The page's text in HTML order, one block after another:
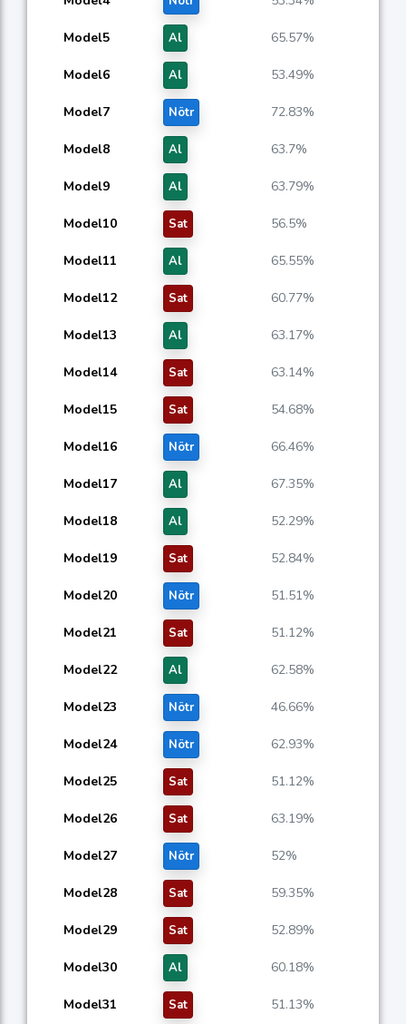
Model5 Al 65.57%
Model6 Al 53.49%
Model7 Nötr 72.83%
Model8 Al 63.7%
Model9 Al 63.79%
Model10 Sat 56.5%
Model11 Al 65.55%
Model12 Sat 60.77%
Model13 Al 63.17%
Model14 Sat 63.14%
Model15 Sat 54.68%
Model16 Nötr 66.46%
Model17 Al 67.35%
Model18 Al 52.29%
Model19 Sat 52.84%
Model20 Nötr 51.51%
Model21 Sat 51.12%
Model22 Al 62.58%
Model23 Nötr 46.66%
Model24 Nötr 62.93%
Model25 Sat 51.12%
Model26 Sat 63.19%
Model27 Nötr 52%
Model28 Sat 59.35%
Model29 Sat 52.89%
Model30 Al 60.18%
Model31 Sat 51.13%